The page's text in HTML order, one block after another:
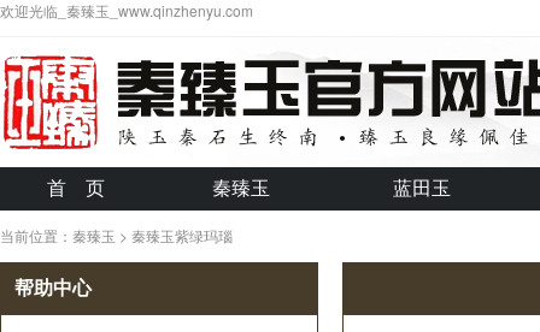
欢迎光临_秦臻玉_www.qinzhenyu.com
首 页 秦臻玉 蓝田玉
当前位置：秦臻玉 > 秦臻玉紫绿玛瑙
帮助中心